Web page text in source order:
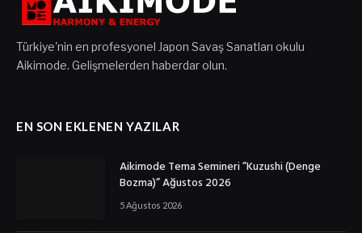
Türkiye'nin en profesyonel Japon Savaş Sanatları okulu
Aikimode. Gelişmelerden haberdar olun.
EN SON EKLENEN YAZILAR
Aikimode Tema Semineri ”Kuzushi (Denge
Bozma)” Ağustos 2026
5 Ağustos 2026